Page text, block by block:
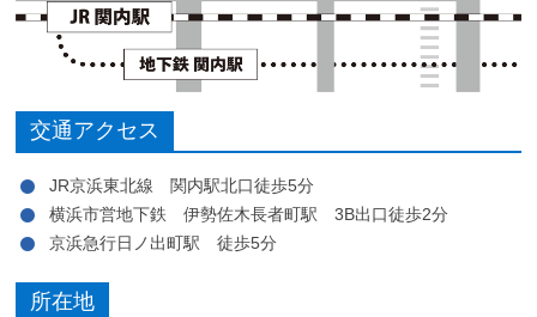
交通アクセス
JR京浜東北線 関内駅北口徒歩5分
横浜市営地下鉄 伊勢佐木長者町駅 3B出口徒歩2分
京浜急行日ノ出町駅 徒歩5分
所在地